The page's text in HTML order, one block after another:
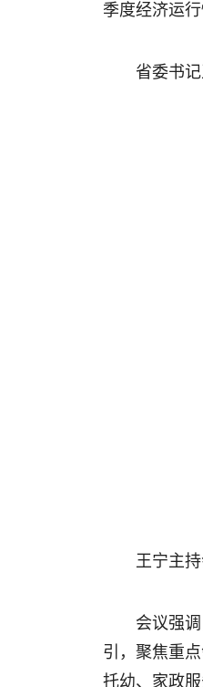
季度经济运
省委书记
王宁主持
会议强
引，聚焦重
托幼、家政